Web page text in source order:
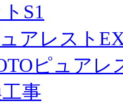
S1
ュアレスト
ピュア
事